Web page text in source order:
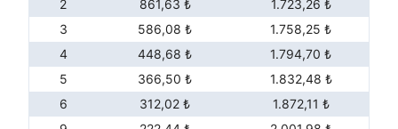
2 861,63 ₺
1.723,26 ₺
3
586,08 ₺
1.758,25 ₺
4
448,68 ₺
1.794,70 ₺
5
366,50 ₺
1.832,48 ₺
6
312,02 ₺
1.872,11 ₺